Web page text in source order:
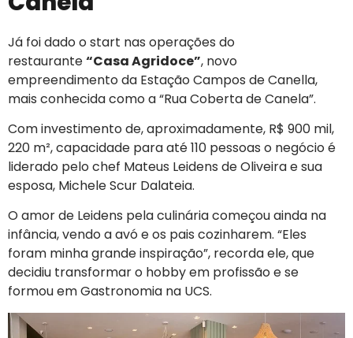
Já foi dado o start nas operações do
restaurante“Casa Agridoce”, novo
empreendimento da Estação Campos de Canella,
mais conhecida como a “Rua Coberta de Canela”.
Com investimento de, aproximadamente, R$ 900 mil,
220 m², capacidade para até 110 pessoas o negócio é
liderado pelo chef Mateus Leidens de Oliveira e sua
esposa, Michele Scur Dalateia.
O amor de Leidens pela culinária começou ainda na
infância, vendo a avó e os pais cozinharem. “Eles
foram minha grande inspiração”, recorda ele, que
decidiu transformar o hobby em profissão e se
formou em Gastronomia na UCS.